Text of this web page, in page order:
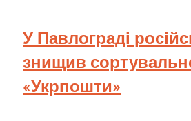
У Павлограді
знищив
«Укрпошти»